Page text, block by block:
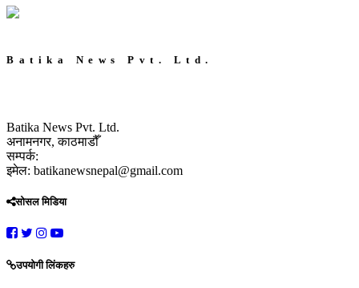
Batika News Pvt. Ltd.
Batika News Pvt. Ltd.
अनामनगर, काठमाडौँ
सम्पर्क:
इमेल: batikanewsnepal@gmail.com
सोसल मिडिया
उपयोगी लिंकहरु